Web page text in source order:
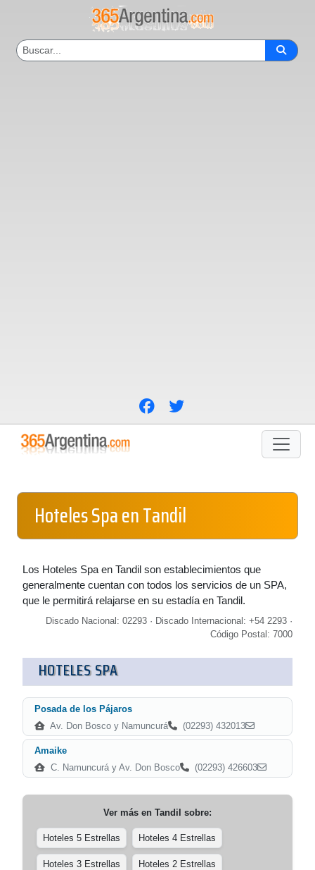
Hoteles Spa en Tandil
Los Hoteles Spa en Tandil son establecimientos que
generalmente cuentan con todos los servicios de un SPA,
que le permitirá relajarse en su estadía en Tandil.
Discado Nacional: 02293 · Discado Internacional: +54 2293 ·
Código Postal: 7000
HOTELES SPA
Posada de los Pájaros
Av. Don Bosco y Namuncurá
(02293) 432013
Amaike
C. Namuncurá y Av. Don Bosco
(02293) 426603
Ver más en Tandil sobre:
Hoteles 5 Estrellas Hoteles 4 Estrellas
Hoteles 3 Estrellas Hoteles 2 Estrellas